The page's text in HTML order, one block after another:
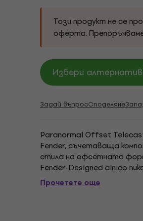
Този продукт не се
оферта.
Избери
Задай въпросСподеляне
Paranormal Offset
Fender, съчетаваща
стила на офсетната
Fender-Designed alnico
корпус, гъвкавият глас
Прочетете още